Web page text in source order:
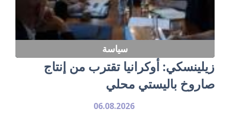
سياسة
زيلينسكي: أوكرانيا تقترب من إنتاج
صاروخ باليستي محلي
06.08.2026